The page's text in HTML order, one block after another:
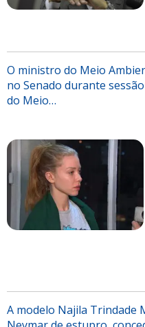
O ministro do Meio
no Senado durante
do Meio…
A modelo Najila Trindade